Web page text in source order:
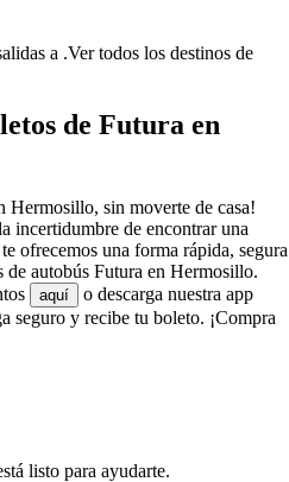
a .Ver todos los destinos de
de Futura en
Hermosillo, sin moverte de casa!
incertidumbre de encontrar una
ofrecemos una forma rápida, segura
autobús Futura en Hermosillo.
aquí
o descarga nuestra app
seguro y recibe tu boleto. ¡Compra
listo para ayudarte.